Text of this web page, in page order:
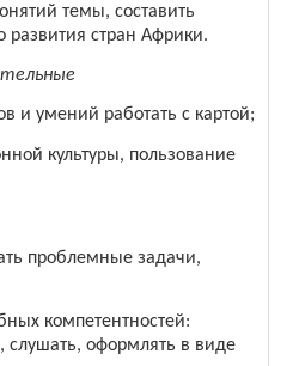
темы, составить
развития стран Африки.
и умений работать с картой;
культуры, пользование
проблемные задачи,
компетентностей:
слушать, оформлять в виде